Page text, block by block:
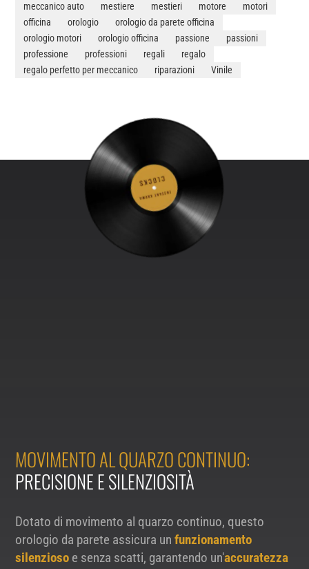
meccanico auto
mestiere mestieri motore
motori
officina
orologio
orologio da parete officina
orologio motori
orologio officina passione
passioni
professione
professioni regali
regalo
regalo perfetto per meccanico
riparazioni Vinile
MOVIMENTO AL QUARZO CONTINUO:
PRECISIONE E SILENZIOSITÀ
Dotato di movimento al quarzo continuo, questo
orologio da parete assicura unfunzionamento
silenzioso e senza scatti, garantendo un'accuratezza